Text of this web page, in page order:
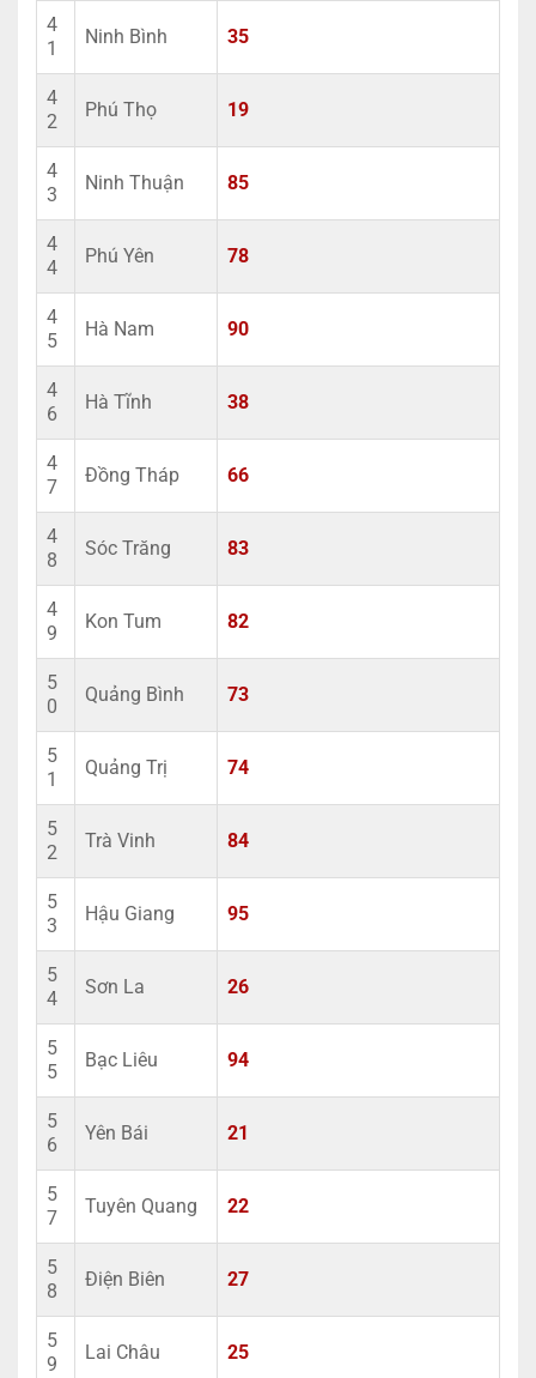
4
1
Ninh Bình 35
4
2
Phú Thọ 19
4
3
Ninh Thuận 85
4
4
Phú Yên 78
4
5
Hà Nam 90
4
6
Hà Tĩnh 38
4
7
Đồng Tháp 66
4
8
Sóc Trăng 83
4
9
Kon Tum 82
5
0
Quảng Bình 73
5
1
Quảng Trị 74
5
2
Trà Vinh 84
5
3
Hậu Giang 95
5
4
Sơn La 26
5
5
Bạc Liêu 94
5
6
Yên Bái 21
5
7
Tuyên Quang 22
5
8
Điện Biên 27
5
9
Lai Châu 25